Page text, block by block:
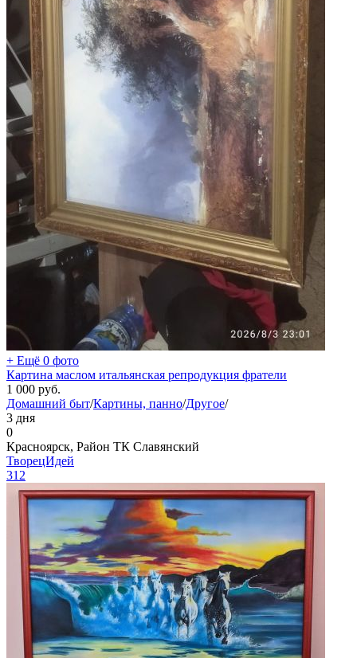
+ Ещё 0 фото
Картина маслом итальянская репродукция фратели
1 000 руб.
Домашний быт/Картины, панно/Другое/
3 дня
0
Красноярск, Район ТК Славянский
ТворецИдей
312